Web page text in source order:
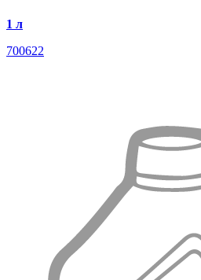
1 л
700622